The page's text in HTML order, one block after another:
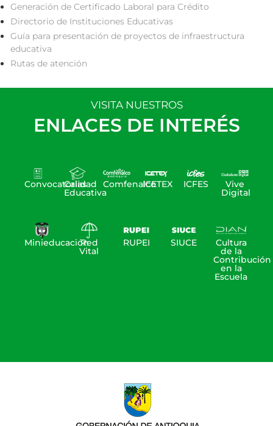
Generación de Certificado Laboral para Crédito
Directorio de Instituciones Educativas
Guía para presentación de proyectos de infraestructura
educativa
Rutas de atención
VISITA NUESTROS
ENLACES DE INTERÉS
Convocatorias
Calidad
Educativa
ComfenalcoICETEX ICFES Vive
Digital
MinieducaciónRed
Vital
RUPEI SIUCE Cultura
de la
Contribución
en la
Escuela